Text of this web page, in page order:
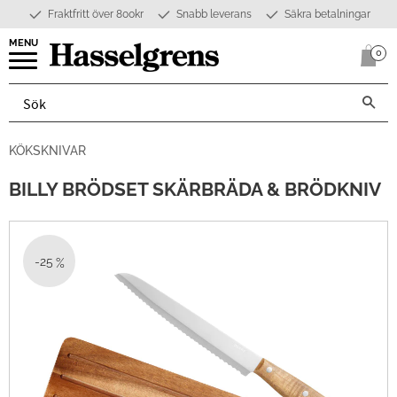
Meny
Fraktfritt över 800kr Snabb leverans Säkra betalningar
0
KÖKSKNIVAR
BILLY BRÖDSET SKÄRBRÄDA & BRÖDKNIV
25 %